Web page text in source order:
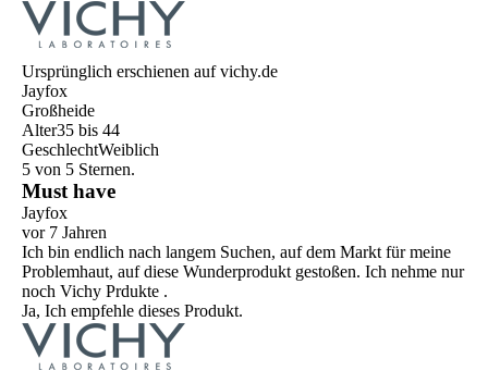
Ursprünglich erschienen auf vichy.de
Jayfox
Großheide
Alter35 bis 44
GeschlechtWeiblich
5 von 5 Sternen.
Must have
Jayfox
vor 7 Jahren
Ich bin endlich nach langem Suchen, auf dem Markt für meine
Problemhaut, auf diese Wunderprodukt gestoßen. Ich nehme nur
noch Vichy Prdukte .
Ja, Ich empfehle dieses Produkt.